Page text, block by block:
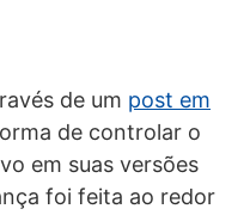
de um post em
de controlar o
em suas versões
foi feita ao redor